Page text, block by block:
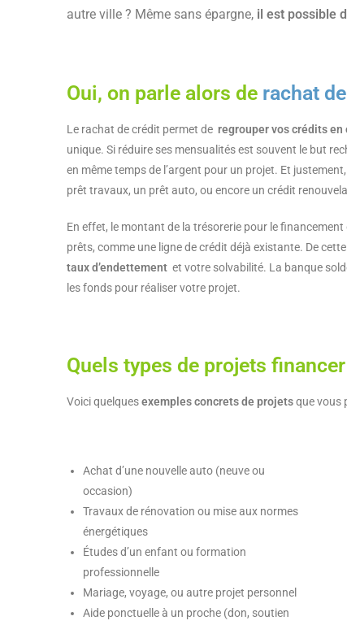
autre ville ? Même sans épargne, il est possible
Oui, on parle alors de rachat
Le rachat de crédit permet de regrouper vos crédits
unique. Si réduire ses mensualités est souvent le but
en même temps de l’argent pour un projet. Et justement,
prêt travaux, un prêt auto, ou encore un crédit
En effet, le montant de la trésorerie pour le
prêts, comme une ligne de crédit déjà existante. De
taux d’endettement et votre solvabilité. La banque
les fonds pour réaliser votre projet.
Quels types de projets financer
Voici quelquesexemples concrets de projetsque vous
Achat d’une nouvelle auto (neuve ou
occasion)
Travaux de rénovation ou mise aux normes
énergétiques
Études d’un enfant ou formation
professionnelle
Mariage, voyage, ou autre projet personnel
Aide ponctuelle à un proche (don, soutien